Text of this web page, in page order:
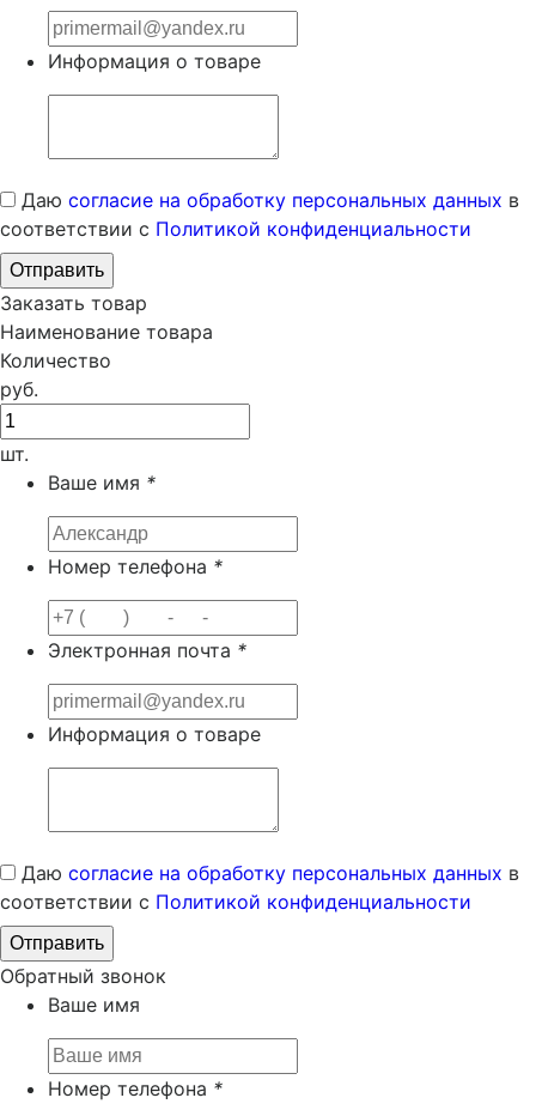
Информация о товаре
Даю согласие на обработку персональных данных в
соответствии с Политикой конфиденциальности
Заказать товар
Наименование товара
Количество
руб.
шт.
Ваше имя *
Номер телефона *
Электронная почта *
Информация о товаре
Даю согласие на обработку персональных данных в
соответствии с Политикой конфиденциальности
Обратный звонок
Ваше имя
Номер телефона *